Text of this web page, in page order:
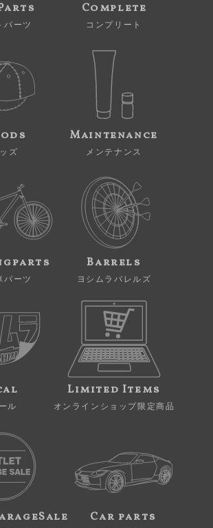
パーツ
Complete
コンプリート
ズ
Maintenance
メンテナンス
パーツ
Barrels
ヨシムラバレルズ
ル
Limited Items
オンラインショップ限定商品
Car parts